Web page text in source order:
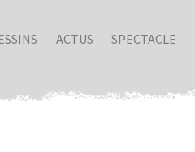
ACTUS SPECTACLE